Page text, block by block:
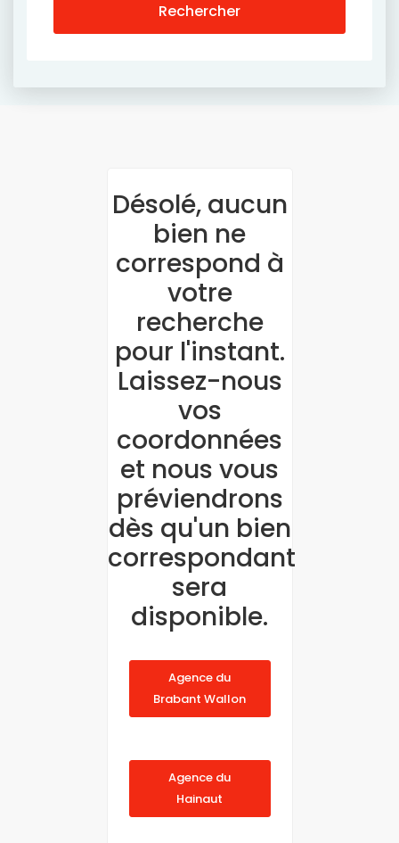
Rechercher
Désolé, aucun
bien ne
correspond à
votre
recherche
pour l'instant.
Laissez-nous
vos
coordonnées
et nous vous
préviendrons
dès qu'un bien
correspondant
sera
disponible.
Agence du
Brabant Wallon
Agence du
Hainaut